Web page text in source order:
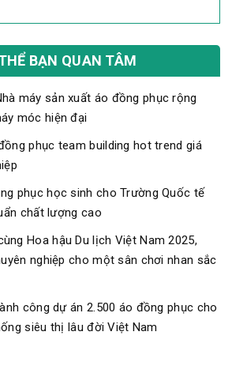
BẠN QUAN TÂM
máy sản xuất áo đồng phục rộng
móc hiện đại
phục team building hot trend giá
phục học sinh cho Trường Quốc tế
chất lượng cao
Hoa hậu Du lịch Việt Nam 2025,
nghiệp cho một sân chơi nhan sắc
công dự án 2.500 áo đồng phục cho
siêu thị lâu đời Việt Nam